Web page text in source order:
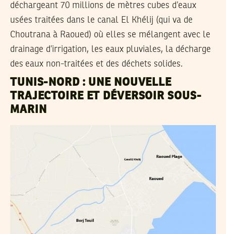
déchargeant 70 millions de mètres cubes d’eaux
usées traitées dans le canal El Khélij (qui va de
Choutrana à Raoued) où elles se mélangent avec le
drainage d’irrigation, les eaux pluviales, la décharge
des eaux non-traitées et des déchets solides.
TUNIS-NORD : UNE NOUVELLE
TRAJECTOIRE ET DÉVERSOIR SOUS-
MARIN